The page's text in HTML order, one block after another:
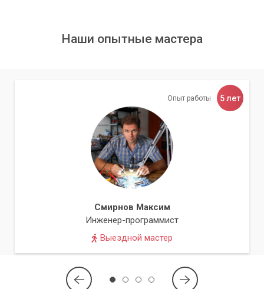
нового устройства.
В заключение, установка SSD диска на компьютер
значительно повышает его производительность и скорость
работы. Если у вас возникли проблемы с установкой или
выбором подходящего диска, обратитесь в сервисный
центр «Компьютерный Мастер».
Наши специалисты помогут вам выбрать и
установить оптимальный SSD диск для
вашего компьютера.
Наши опытные мастера
Опыт работы 5 лет
Смирнов Максим
Инженер-программист
Выездной мастер